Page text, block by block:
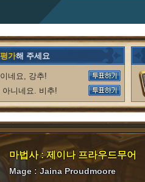
평가해 주세요
네요, 강추!
니네요. 비추!
마법사 : 제이나 프라우드무어
Mage : Jaina Proudmoore